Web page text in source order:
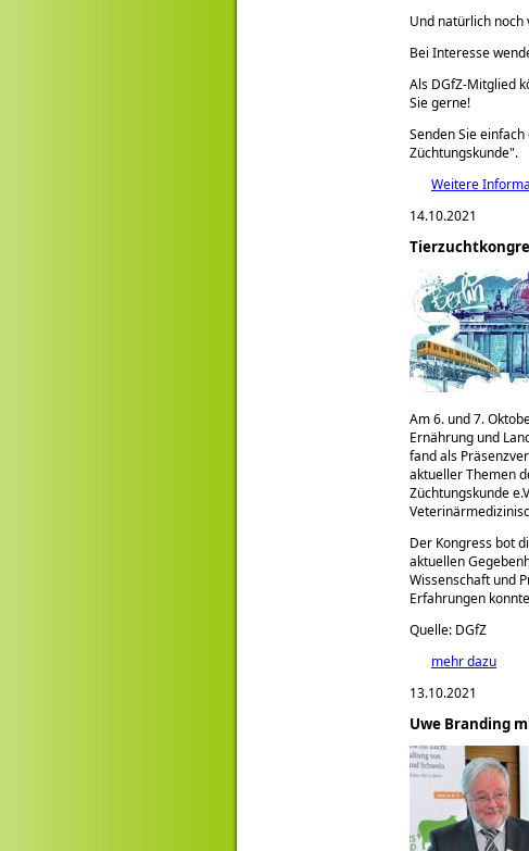
Und natürlich noch
Bei Interesse
Als DGfZ-Mitglied
Sie gerne!
Senden Sie
Züchtungskunde .
Weitere
14.10.2021
Am 6. und 7.
Ernährung und
fand als
aktueller Themen
Züchtungskunde
Der Kongress bot
aktuellen
Wissenschaft und
Erfahrungen
Quelle: DGfZ
mehr dazu
13.10.2021
Uwe Branding